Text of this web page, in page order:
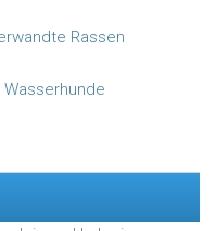
Rassen